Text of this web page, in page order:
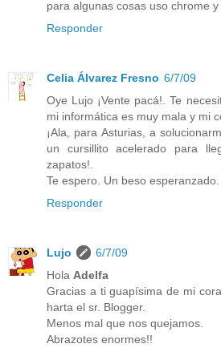
para algunas cosas uso chrome
Responder
Celia Álvarez Fresno 6/7/09
Oye Lujo ¡Vente pacá!. Te
mi informática es muy mala y mi
¡Ala, para Asturias, a
un cursillito acelerado para
zapatos!.
Te espero. Un beso esperanzado.
Responder
Lujo
6/7/09
Hola Adelfa
Gracias a ti guapísima de mi
harta el sr. Blogger.
Menos mal que nos quejamos.
Abrazotes enormes!!